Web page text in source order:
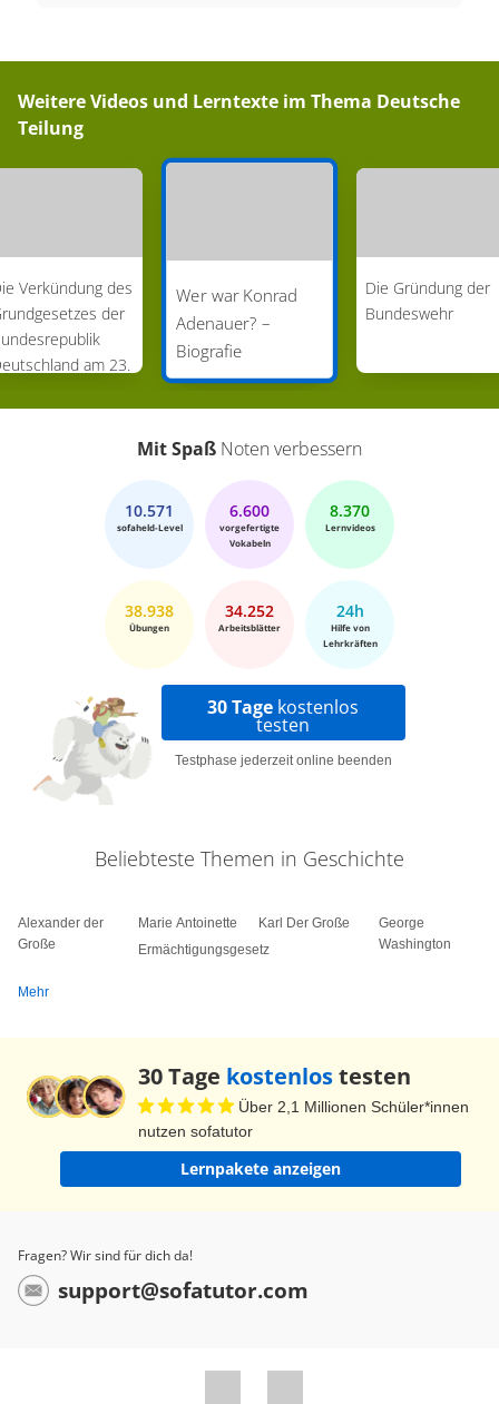
Weitere Videos und Lerntexte im Thema Deutsche
Teilung
Verkündung des
der
am 23.
Wer war Konrad
Adenauer? –
Biografie
Die Gründung der
Bundeswehr
Mit Spaß Noten verbessern
10.571
sofaheld-Level
6.600
vorgefertigte
Vokabeln
8.370
Lernvideos
38.938
Übungen
34.252
Arbeitsblätter
24h
Hilfe von
Lehrkräften
30 Tage kostenlos
testen
Testphase jederzeit online beenden
Beliebteste Themen in Geschichte
Alexander der
Große
Marie Antoinette
Ermächtigungsgesetz
Karl Der Große
George
Washington
Mehr
30 Tage kostenlostesten
Über 2,1 Millionen Schüler*innen
nutzen sofatutor
Lernpakete anzeigen
Fragen? Wir sind für dich da!
support@sofatutor.com